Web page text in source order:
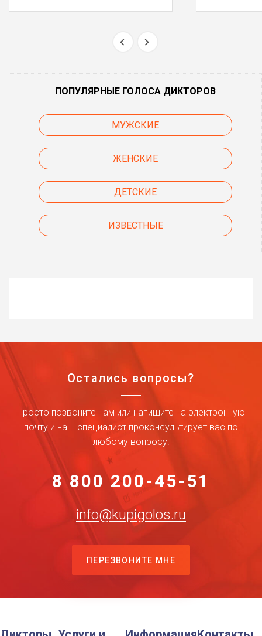
ПОПУЛЯРНЫЕ ГОЛОСА ДИКТОРОВ
МУЖСКИЕ
ЖЕНСКИЕ
ДЕТСКИЕ
ИЗВЕСТНЫЕ
Остались вопросы?
Просто позвоните нам или напишите на электронную
почту и наш специалист проконсультирует вас по
любому вопросу!
8 800 200-45-51
info@kupigolos.ru
ПЕРЕЗВОНИТЕ МНЕ